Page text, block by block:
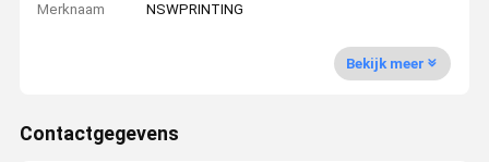
Merknaam NSWPRINTING
Bekijk meer
Contactgegevens